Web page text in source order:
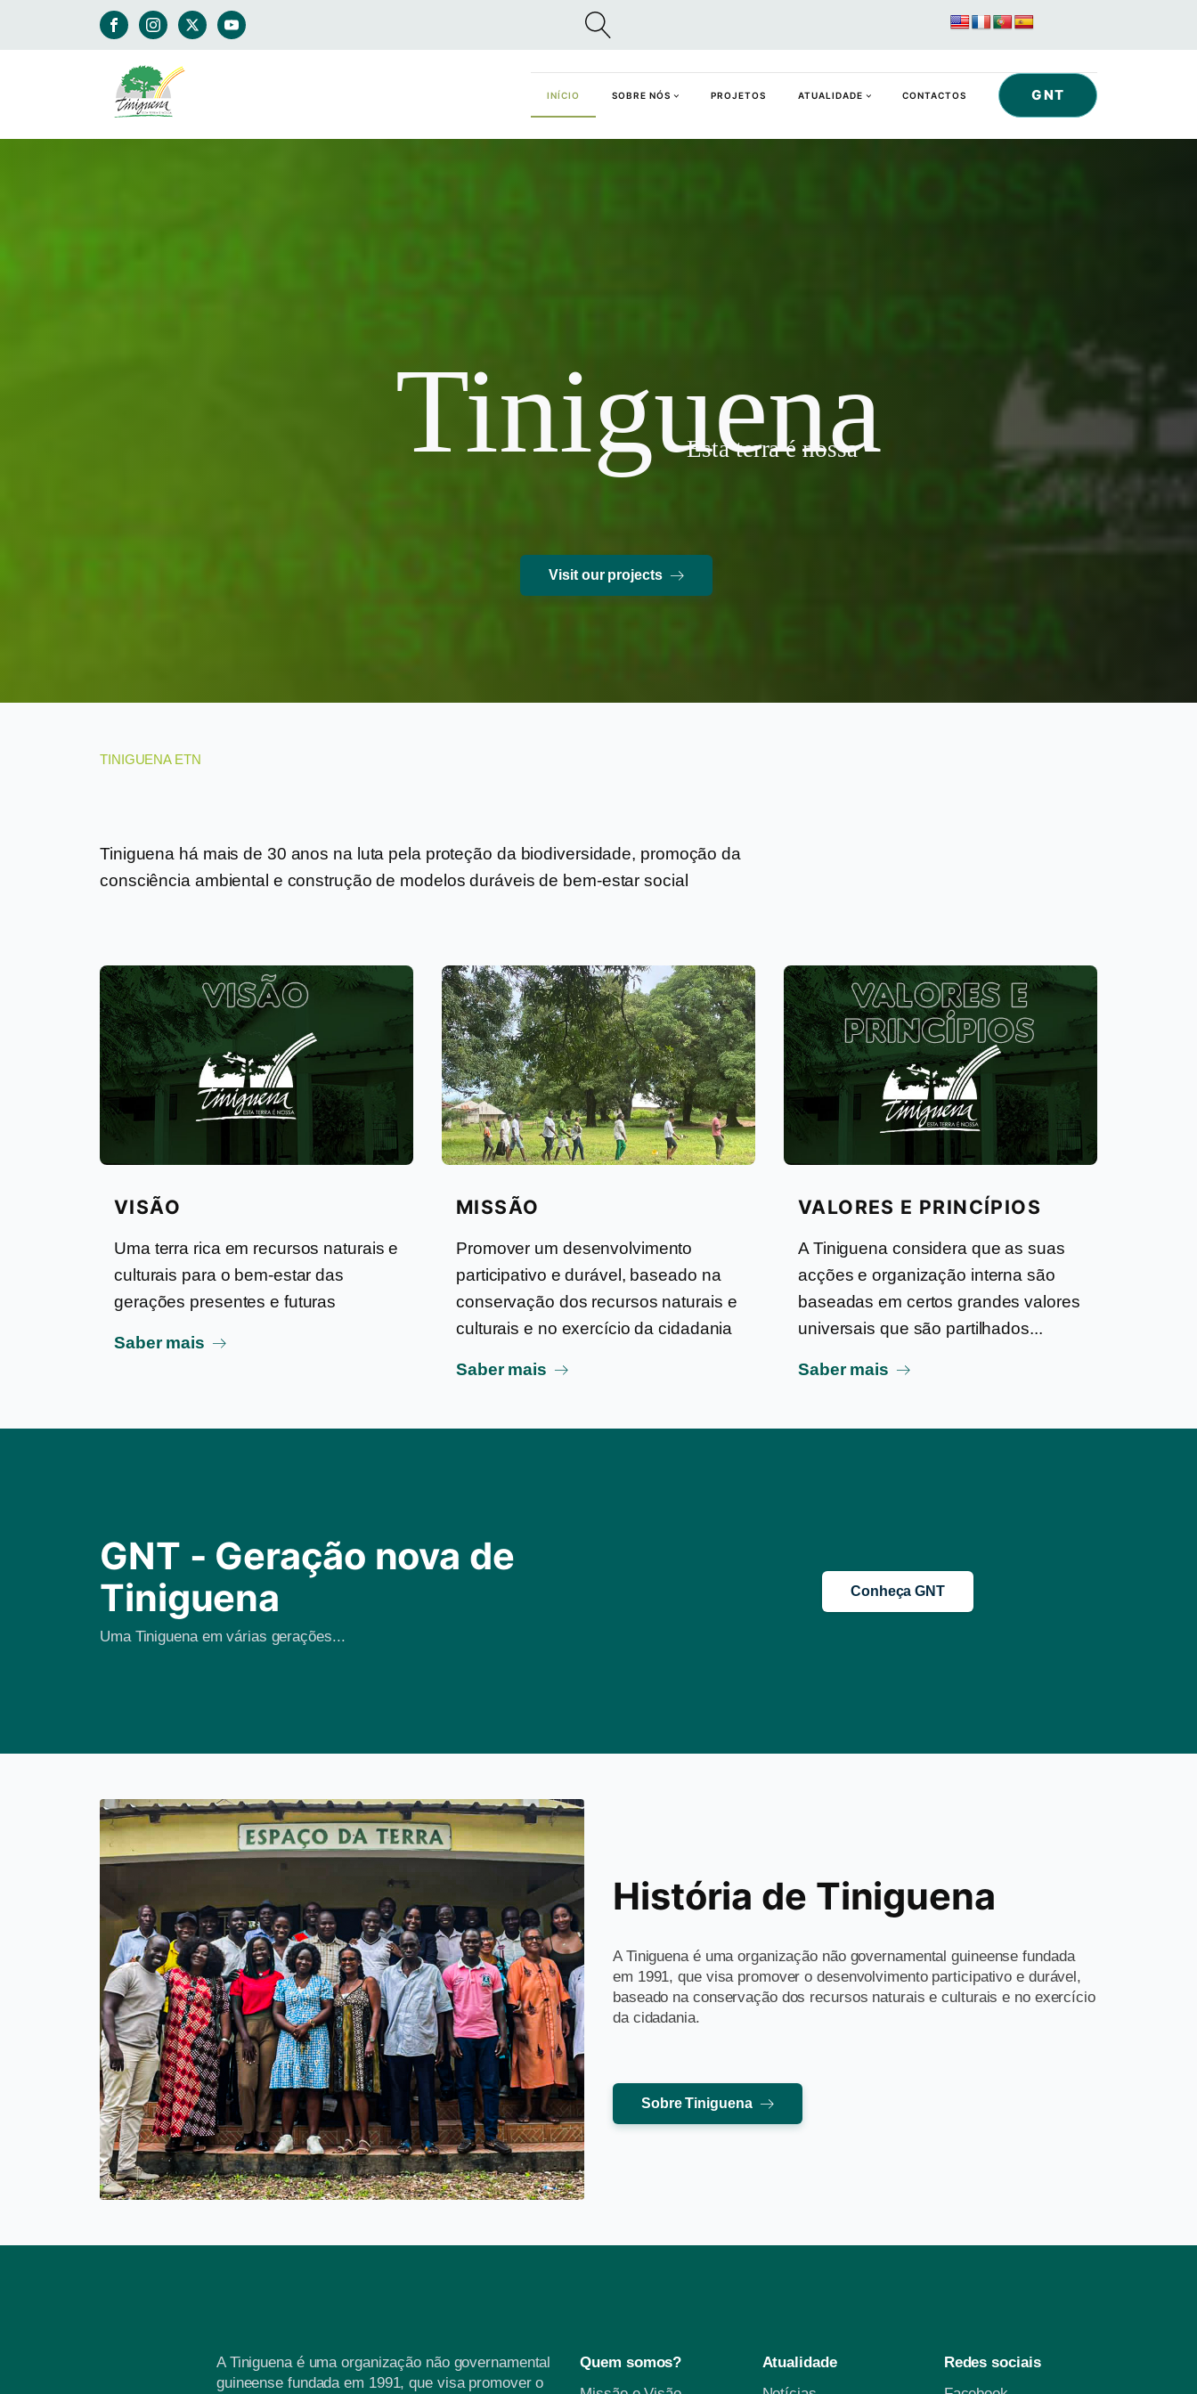
INÍCIO SOBRE NÓS PROJETOS ATUALIDADE CONTACTOS GNT
Tiniguena
Esta terra é nossa
Visit our projects
TINIGUENA ETN
Tiniguena há mais de 30 anos na luta pela proteção da biodiversidade, promoção da
consciência ambiental e construção de modelos duráveis de bem-estar social
VISÃO
Uma terra rica em recursos naturais e
culturais para o bem-estar das
gerações presentes e futuras
Saber mais
MISSÃO
Promover um desenvolvimento
participativo e durável, baseado na
conservação dos recursos naturais e
culturais e no exercício da cidadania
Saber mais
VALORES E PRINCÍPIOS
A Tiniguena considera que as suas
acções e organização interna são
baseadas em certos grandes valores
universais que são partilhados...
Saber mais
GNT - Geração nova de
Tiniguena
Uma Tiniguena em várias gerações...
Conheça GNT
História de Tiniguena
A Tiniguena é uma organização não governamental guineense fundada
em 1991, que visa promover o desenvolvimento participativo e durável,
baseado na conservação dos recursos naturais e culturais e no exercício
da cidadania.
Sobre Tiniguena
A Tiniguena é uma organização não governamental
guineense fundada em 1991, que visa promover o
Quem somos?
Atualidade
Redes sociais